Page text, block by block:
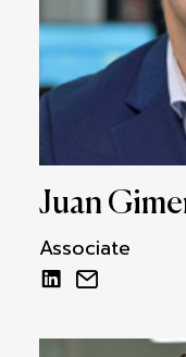
Juan
Associate